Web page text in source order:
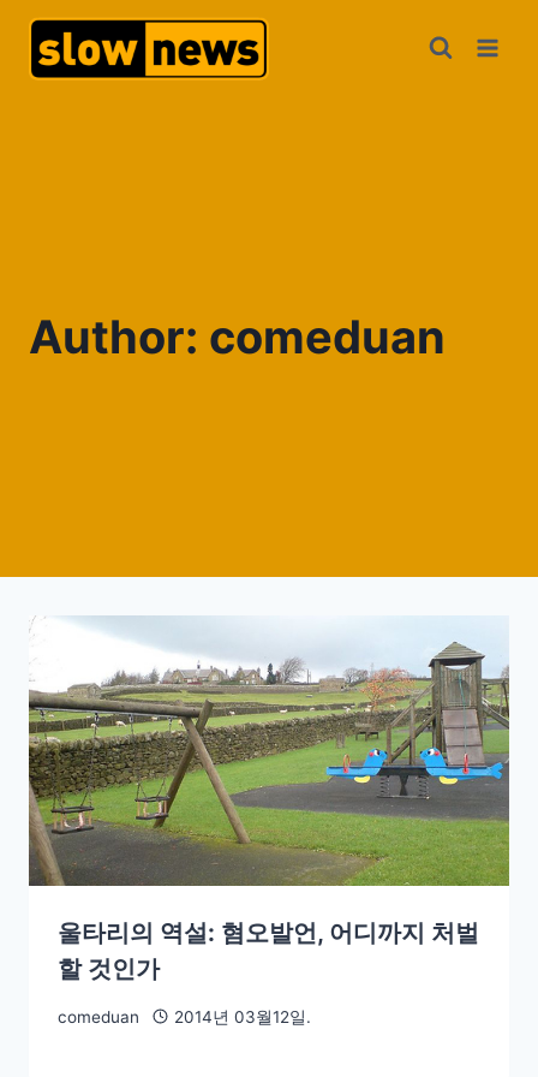
Author: comeduan
울타리의 역설: 혐오발언, 어디까지 처벌
할 것인가
comeduan 2014년 03월12일.